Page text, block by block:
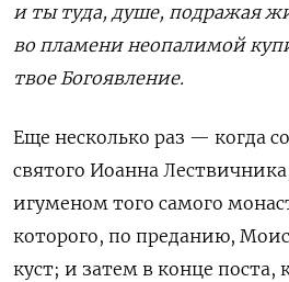
и ты туда, душе, подражая
во пламени неопалимой
твое Богоявление.
Еще несколько раз — когда
святого Иоанна
игуменом того самого
которого, по преданию,
куст; и затем в конце поста,